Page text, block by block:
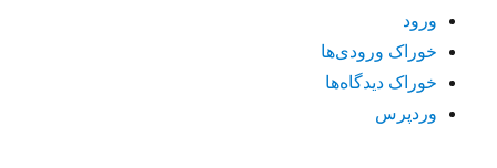
ورود
خوراک ورودی‌ها
خوراک دیدگاه‌ها
وردپرس